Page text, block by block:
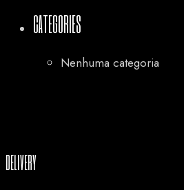
CATEGORIES
Nenhuma categoria
DELIVERY